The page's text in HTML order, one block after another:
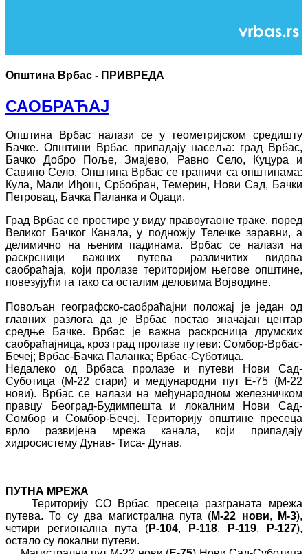
Општина Врбас - ПРИВРЕДА
САОБРАЋАЈ
Општина Врбас налази се у геометријском средишту
Бачке. Општини Врбас припадају насеља: град Врбас,
Бачко Добро Поље, Змајево, Равно Село, Куцура и
Савино Село. Општина Врбас се граничи са општинама:
Кула, Мали Иђош, Србобран, Темерин, Нови Сад, Бачки
Петровац, Бачка Паланка и Оџаци.
Град Врбас се простире у виду правоугаоне траке, поред
Великог Бачког Канала, у подножју Телечке заравни, а
делимично на њеним падинама. Врбас се налази на
раскрсници важних путева различитих видова
саобраћаја, који пролазе територијом његове општине,
повезујући га тако са осталим деловима Војводине.
Повољан географско-саобраћајни положај је један од
главних разлога да је Врбас постао значајан центар
средње Бачке. Врбас је важна раскрсница друмских
саобраћајница, кроз град пролазе путеви: Сомбор-Врбас-
Бечеј; Врбас-Бачка Паланка; Врбас-Суботица.
Недалеко од Врбаса пролазе и путеви Нови Сад-
Суботица (М-22 стари) и медјународни пут Е-75 (М-22
нови). Врбас се налази на међународном железничком
правцу Београд-Будимпешта и локалним Нови Сад-
Сомбор и Сомбор-Бечеј. Територију општине пресеца
врло развијена мрежа канала, који припадају
хидросистему Дунав- Тиса- Дунав.
ПУТНА МРЕЖА
Територију СО Врбас пресеца разграната мрежа
путева. То су два магистрална пута (М-22 нови, М-3),
четири регионална пута (Р-104, Р-118, Р-119, Р-127),
остало су локални путеви.